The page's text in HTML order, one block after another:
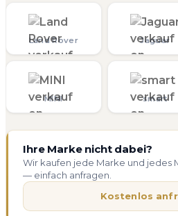
Land Rover Jaguar
MINI smart
Ihre Marke nicht dabei?
Wir kaufen jede Marke und jedes
— einfach anfragen.
Kostenlos